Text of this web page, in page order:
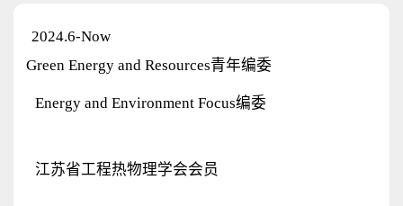
2024.6-Now
Green Energy and Resources青年编委
Energy and Environment Focus编委
江苏省工程热物理学会会员